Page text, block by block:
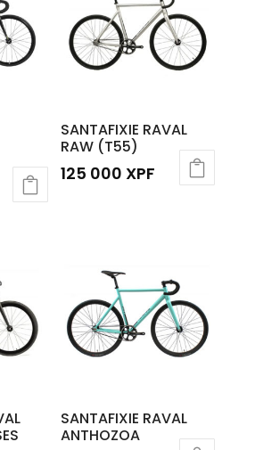
SANTAFIXIE RAVAL
RAW (T55)
125 000 XPF
SANTAFIXIE RAVAL
ANTHOZOA